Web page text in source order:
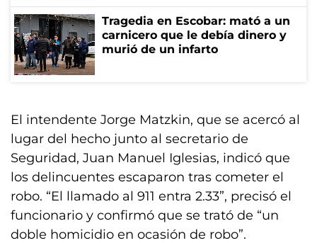
Tragedia en Escobar: mató a un
carnicero que le debía dinero y
murió de un infarto
El intendente Jorge Matzkin, que se acercó al
lugar del hecho junto al secretario de
Seguridad, Juan Manuel Iglesias, indicó que
los delincuentes escaparon tras cometer el
robo. “El llamado al 911 entra 2.33”, precisó el
funcionario y confirmó que se trató de “un
doble homicidio en ocasión de robo”.